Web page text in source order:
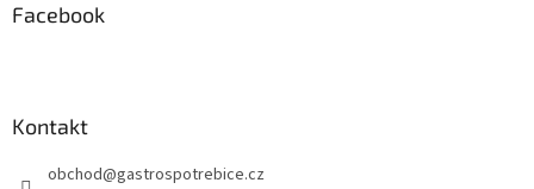
Facebook
Kontakt
obchod@gastrospotrebice.cz